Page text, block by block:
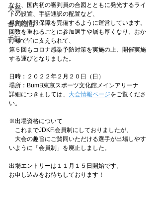
大会
合同稽古
手話
なお、国内初の審判員の合図とともに発光するライ
トの設置、手話通訳の配置など、
視覚的情報保障を完備するように運営しています。
回数を重ねるごとに参加選手や層も厚くなり、おか
げ様で皆に支えられて、
第５回もコロナ感染予防対策を実施の上、開催実施
する運びとなりました。
日時：２０２２年２月２０日（日）
場所：BumB東京スポーツ文化館メインアリーナ
詳細につきましては、 大会情報ページをご覧くださ
い。
※出場資格について
これまでJDKF.会員制にしておりましたが、
大会の趣旨にご賛同いただける選手が出場しやす
いように「会員制」を廃止しました。
出場エントリーは１１月１５日開始です。
お申し込みをお待ちしております！